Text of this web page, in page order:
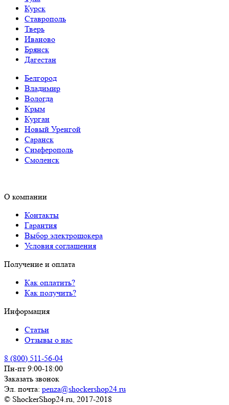
Курск
Ставрополь
Тверь
Иваново
Брянск
Дагестан
Белгород
Владимир
Вологда
Крым
Курган
Новый Уренгой
Саранск
Симферополь
Смоленск
О компании
Контакты
Гарантия
Выбор электрошокера
Условия соглашения
Получение и оплата
Как оплатить?
Как получить?
Информация
Статьи
Отзывы о нас
8 (800) 511-56-04
Пн-пт 9:00-18:00
Заказать звонок
Эл. почта: penza@shockershop24.ru
© ShockerShop24.ru, 2017-2018